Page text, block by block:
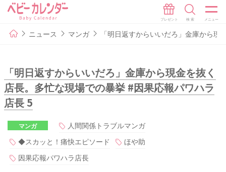
ニュース マンガ 「明日返すからいいだろ」金庫から
「明日返すからいいだろ」金庫から現金を抜く
店長。多忙な現場での暴挙 #因果応報パワハラ
店長 5
マンガ
人間関係トラブルマンガ
◆スカッと！痛快エピソード
ほや助
因果応報パワハラ店長